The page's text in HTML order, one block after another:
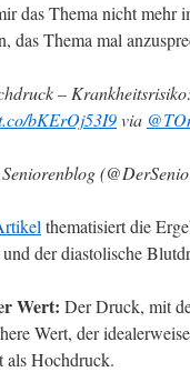
das Thema nicht mehr
das Thema mal
–
bKErOj53I9via
thematisiert die
und der diastolische
Wert: Der Druck, mit
Wert, der
als Hochdruck.